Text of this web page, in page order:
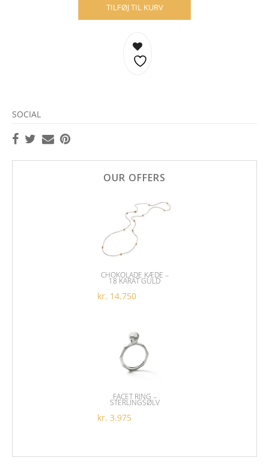
TILFØJ TIL KURV
SOCIAL
OUR OFFERS
CHOKOLADE KÆDE –
18 KARAT GULD
kr. 14.750
FACET RING –
STERLINGSØLV
kr. 3.975